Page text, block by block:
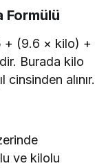
Formülü
+ (9.6 × kilo) +
Burada kilo
alınır.
ve kilolu